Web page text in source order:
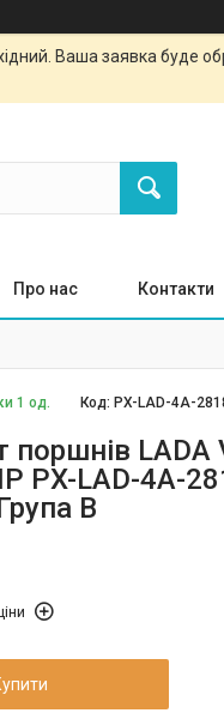
Ваша заявка буде
Про нас Контакти
1 од. Код: PX-LAD-4A-
LADA
PX-LAD-4A-
В